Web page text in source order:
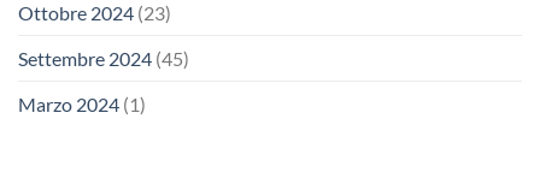
Ottobre 2024 (23)
Settembre 2024 (45)
Marzo 2024 (1)